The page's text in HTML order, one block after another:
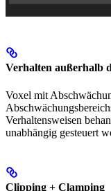
Verhalten außerhalb
Voxel mit
Verhaltensweisen
unabhängig gesteuert
Clipping + Clamping